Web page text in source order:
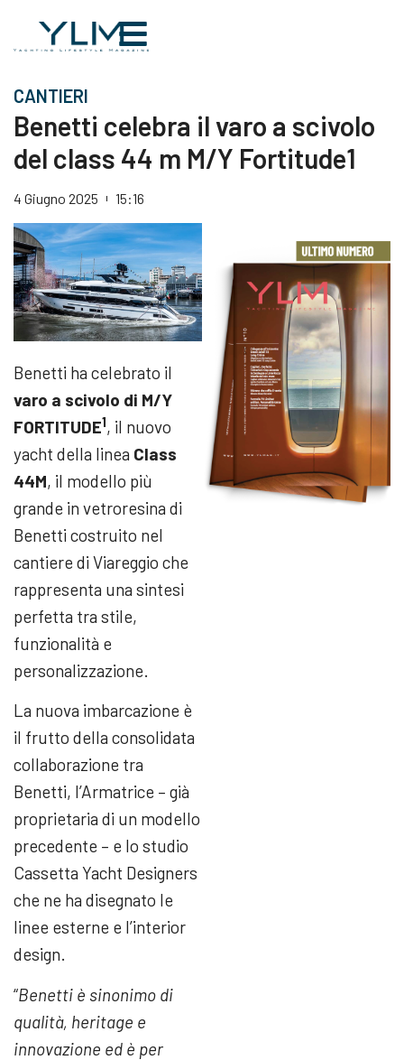
CANTIERI
Benetti celebra il varo a scivolo
del class 44 m M/Y Fortitude1
4 Giugno 2025 15:16
Benetti ha celebrato il
varo a scivolo di M/Y
FORTITUDE1, il nuovo
yacht della linea Class
44M, il modello più
grande in vetroresina di
Benetti costruito nel
cantiere di Viareggio che
rappresenta una sintesi
perfetta tra stile,
funzionalità e
personalizzazione.
La nuova imbarcazione è
il frutto della consolidata
collaborazione tra
Benetti, l’Armatrice – già
proprietaria di un modello
precedente – e lo studio
Cassetta Yacht Designers
che ne ha disegnato le
linee esterne e l’interior
design.
“Benetti è sinonimo di
qualità, heritage e
innovazione ed è per